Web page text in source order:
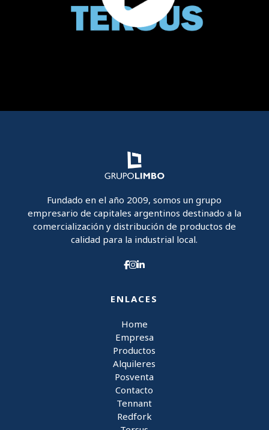
Fundado en el año 2009, somos un grupo
empresario de capitales argentinos destinado a la
comercialización y distribución de productos de
calidad para la industrial local.
ENLACES
Home
Empresa
Productos
Alquileres
Posventa
Contacto
Tennant
Redfork